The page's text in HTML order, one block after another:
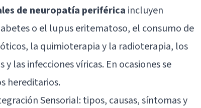
de neuropatía periférica incluyen
o el lupus eritematoso, el consumo de
la quimioterapia y la radioterapia, los
las infecciones víricas. En ocasiones se
hereditarios.
Sensorial: tipos, causas, síntomas y